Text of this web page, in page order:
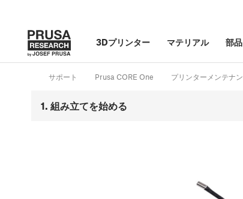
3Dプリンター マテリアル 部品
サポート Prusa CORE One プリンターメンテナ
1. 組み立てを始める